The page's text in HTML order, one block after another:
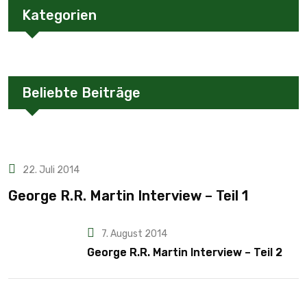
Kategorien
Beliebte Beiträge
22. Juli 2014
George R.R. Martin Interview – Teil 1
7. August 2014
George R.R. Martin Interview – Teil 2